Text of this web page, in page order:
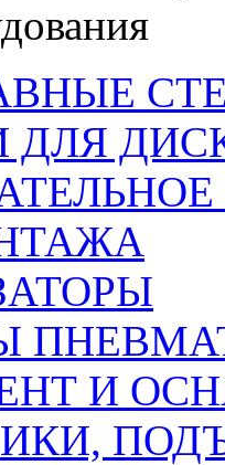
ДЛЯ
И